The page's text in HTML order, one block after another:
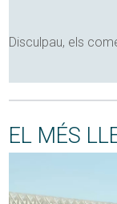
Disculpau, els
EL MÉS